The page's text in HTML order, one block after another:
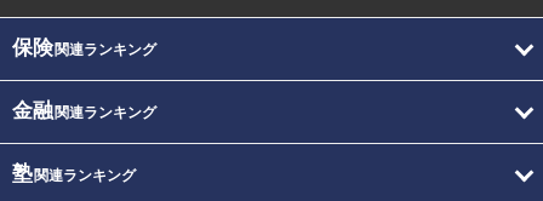
保険関連ランキング
金融関連ランキング
塾関連ランキング